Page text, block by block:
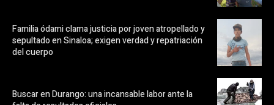
Familia ódami clama justicia por joven atropellado y
sepultado en Sinaloa; exigen verdad y repatriación
del cuerpo
Buscar en Durango: una incansable labor ante la